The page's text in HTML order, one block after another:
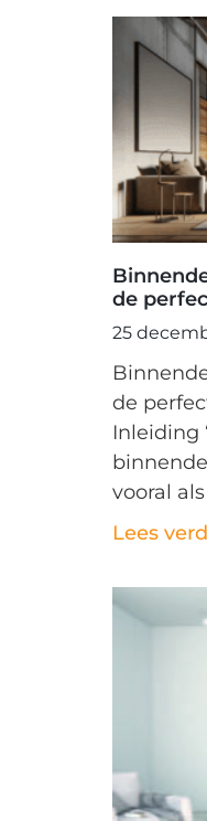
de
25
de
Inleiding
vooral
Lees